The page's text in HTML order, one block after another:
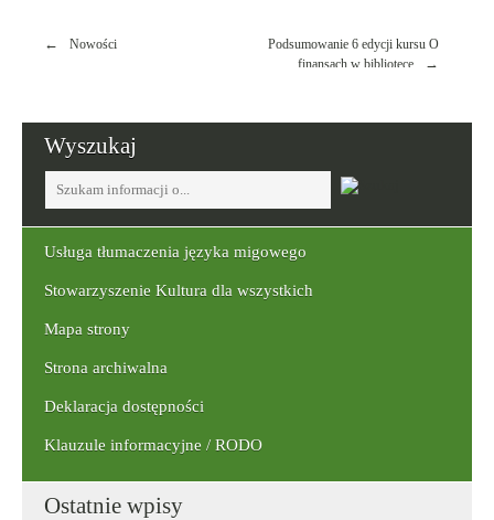
Nawigacja
Nowości
Podsumowanie 6 edycji kursu O
finansach w bibliotece
Wyszukaj
wpisz
Usługa tłumaczenia języka migowego
Stowarzyszenie Kultura dla wszystkich
Mapa strony
Strona archiwalna
Deklaracja dostępności
Klauzule informacyjne / RODO
Ostatnie wpisy